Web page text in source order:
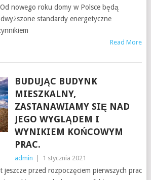
nowego roku domy w Polsce będą
standardy energetyczne
Read More
BUDUJĄC BUDYNK
MIESZKALNY,
ZASTANAWIAMY SIĘ NAD
JEGO WYGLĄDEM I
WYNIKIEM KOŃCOWYM
PRAC.
admin 1 stycznia 2021
jeszcze przed rozpoczęciem pierwszych prac